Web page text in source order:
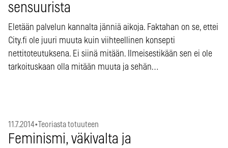
sensuurista
Eletään palvelun kannalta jänniä aikoja. Faktahan on se, ettei
City.fi ole juuri muuta kuin viihteellinen konsepti
nettitoteutuksena. Ei siinä mitään. Ilmeisestikään sen ei ole
tarkoituskaan olla mitään muuta ja sehän…
11.7.2014• Teoriasta totuuteen
Feminismi, väkivalta ja